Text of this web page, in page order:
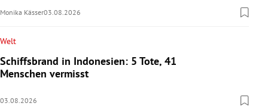
Monika Kässer03.08.2026
Welt
Schiffsbrand in Indonesien: 5 Tote, 41
Menschen vermisst
03.08.2026